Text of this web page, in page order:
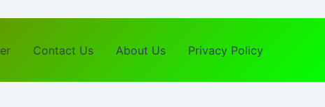
Contact Us About Us Privacy Policy